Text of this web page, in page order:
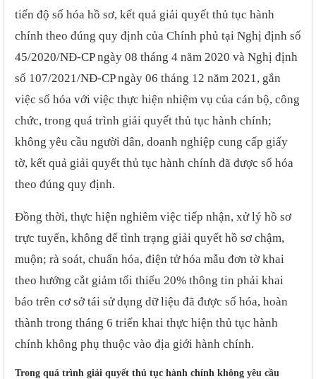
tiến độ số hóa hồ sơ, kết quả giải quyết thủ tục hành
chính theo đúng quy định của Chính phủ tại Nghị định số
45/2020/NĐ-CP ngày 08 tháng 4 năm 2020 và Nghị định
số 107/2021/NĐ-CP ngày 06 tháng 12 năm 2021, gắn
việc số hóa với việc thực hiện nhiệm vụ của cán bộ, công
chức, trong quá trình giải quyết thủ tục hành chính;
không yêu cầu người dân, doanh nghiệp cung cấp giấy
tờ, kết quả giải quyết thủ tục hành chính đã được số hóa
theo đúng quy định.
Đồng thời, thực hiện nghiêm việc tiếp nhận, xử lý hồ sơ
trực tuyến, không để tình trạng giải quyết hồ sơ chậm,
muộn; rà soát, chuẩn hóa, điện tử hóa mẫu đơn tờ khai
theo hướng cắt giảm tối thiểu 20% thông tin phải khai
báo trên cơ sở tái sử dụng dữ liệu đã được số hóa, hoàn
thành trong tháng 6 triển khai thực hiện thủ tục hành
chính không phụ thuộc vào địa giới hành chính.
Trong quá trình giải quyết thủ tục hành chính không yêu cầu